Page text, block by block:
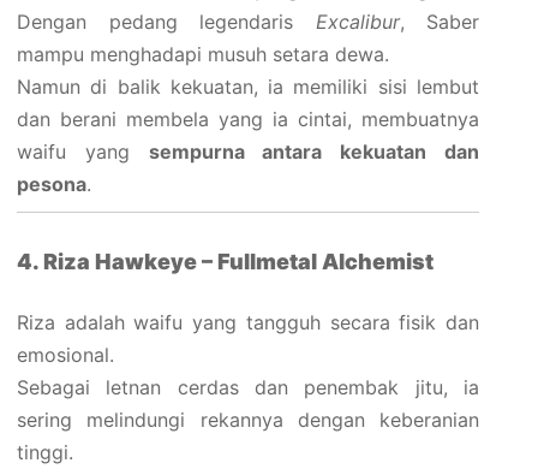
Dengan pedang legendaris Excalibur, Saber
mampu menghadapi musuh setara dewa.
Namun di balik kekuatan, ia memiliki sisi lembut
dan berani membela yang ia cintai, membuatnya
waifu yang sempurna antara kekuatan dan
pesona.
4. Riza Hawkeye – Fullmetal Alchemist
Riza adalah waifu yang tangguh secara fisik dan
emosional.
Sebagai letnan cerdas dan penembak jitu, ia
sering melindungi rekannya dengan keberanian
tinggi.